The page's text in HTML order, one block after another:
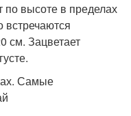
высоте в пределах
встречаются
см. Зацветает